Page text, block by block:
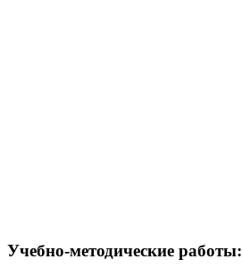
Учебно-методические работы: